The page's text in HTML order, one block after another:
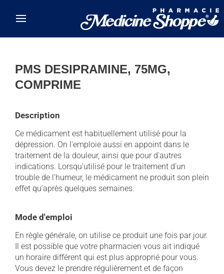
PMS DESIPRAMINE, 75MG,
COMPRIME
Description
Ce médicament est habituellement utilisé pour la
dépression. On l'emploie aussi en appoint dans le
traitement de la douleur, ainsi que pour d'autres
indications. Lorsqu'utilisé pour le traitement d'un
trouble de l'humeur, le médicament ne produit son plein
effet qu'après quelques semaines.
Mode d'emploi
En règle générale, on utilise ce produit une fois par jour.
Il est possible que votre pharmacien vous ait indiqué
un horaire différent qui est plus approprié pour vous.
Vous devez le prendre régulièrement et de façon